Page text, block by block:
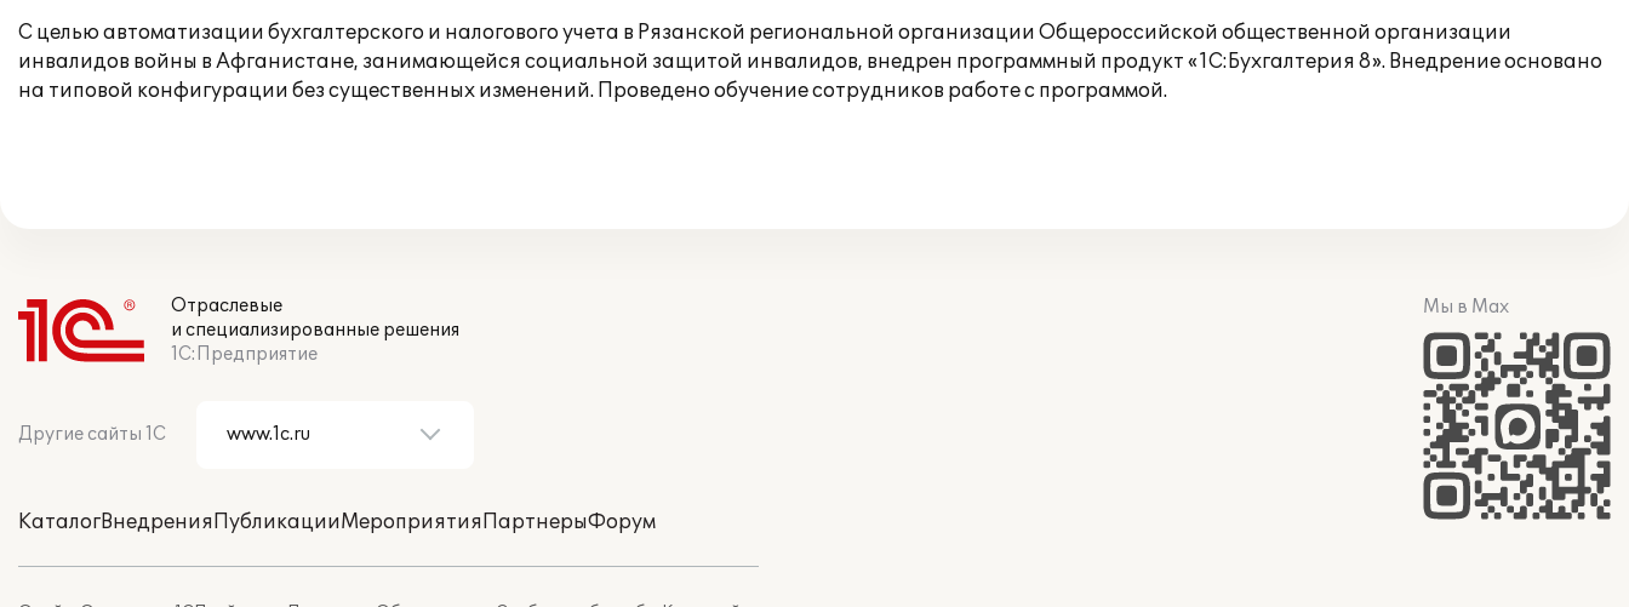
С целью автоматизации бухгалтерского и налогового учета в Рязанской региональной организации Общероссийской общественной организации
инвалидов войны в Афганистане, занимающейся социальной защитой инвалидов, внедрен программный продукт «1С:Бухгалтерия 8». Внедрение основано
на типовой конфигурации без существенных изменений. Проведено обучение сотрудников работе с программой.
Отраслевые
и специализированные решения
1С:Предприятие
Другие сайты 1С
КаталогВнедренияПубликацииМероприятияПартнерыФорум
Мы в Max